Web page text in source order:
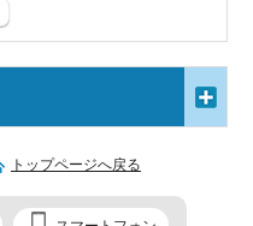
トップページへ戻る